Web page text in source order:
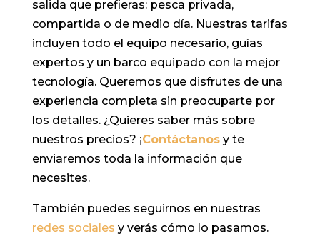
salida que prefieras: pesca privada,
compartida o de medio día. Nuestras tarifas
incluyen todo el equipo necesario, guías
expertos y un barco equipado con la mejor
tecnología. Queremos que disfrutes de una
experiencia completa sin preocuparte por
los detalles. ¿Quieres saber más sobre
nuestros precios? ¡Contáctanosy te
enviaremos toda la información que
necesites.
También puedes seguirnos en nuestras
redes sociales y verás cómo lo pasamos.